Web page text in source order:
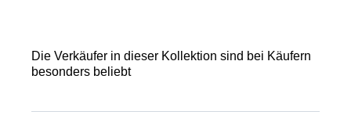
Die Verkäufer in dieser Kollektion sind bei Käufern
besonders beliebt